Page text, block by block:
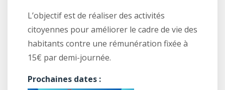
L’objectif est de réaliser des activités
citoyennes pour améliorer le cadre de vie des
habitants contre une rémunération fixée à
15€ par demi-journée.
Prochaines dates :